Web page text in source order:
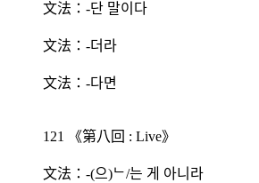
文法：-단 말이다
文法：-더라
文法：-다면
121 《第八回 : Live》
文法：-(으)ᄂ/는 게 아니라